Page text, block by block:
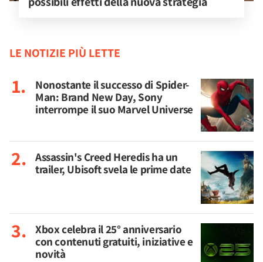
LE NOTIZIE PIÙ LETTE
Nonostante il successo di Spider-
Man: Brand New Day, Sony
interrompe il suo Marvel Universe
Assassin's Creed Heredis ha un
trailer, Ubisoft svela le prime date
Xbox celebra il 25° anniversario
con contenuti gratuiti, iniziative e
novità